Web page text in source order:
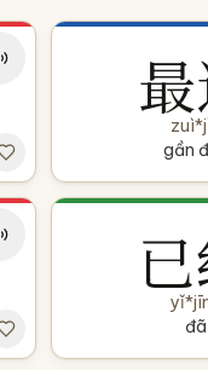
gần
đã